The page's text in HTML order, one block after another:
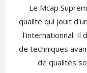
Le Mcap
qualité qui jouit
l'internationnal. Il
de techniques
de qualités